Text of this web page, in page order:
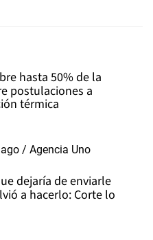
hasta 50% de la
postulaciones a
térmica
dejaría de enviarle
a hacerlo: Corte lo